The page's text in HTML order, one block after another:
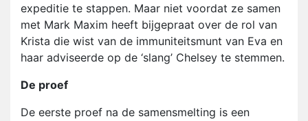
expeditie te stappen. Maar niet voordat ze samen
met Mark Maxim heeft bijgepraat over de rol van
Krista die wist van de immuniteitsmunt van Eva en
haar adviseerde op de ‘slang’ Chelsey te stemmen.
De proef
De eerste proef na de samensmelting is een